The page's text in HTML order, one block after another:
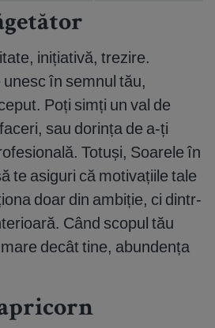
inițiativă, trezire.
în semnul tău,
Poți simți un val de
sau dorința de a-ți
Totuși, Soarele în
te asiguri că motivațiile tale
doar din ambiție, ci dintr-
Când scopul tău
decât tine, abundența